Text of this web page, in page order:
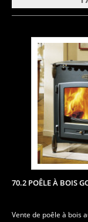
70.2 POÊLE À BOIS
Vente de poêle à bois